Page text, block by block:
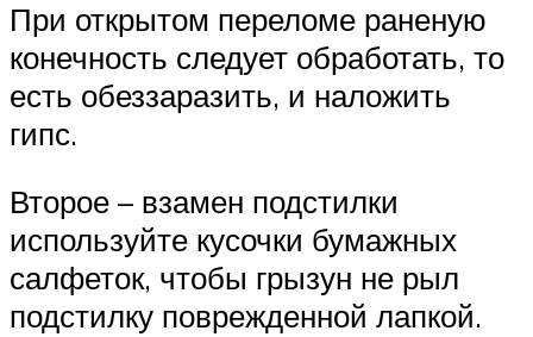
При открытом переломе раненую
конечность следует обработать, то
есть обеззаразить, и наложить
гипс.
Второе – взамен подстилки
используйте кусочки бумажных
салфеток, чтобы грызун не рыл
подстилку поврежденной лапкой.